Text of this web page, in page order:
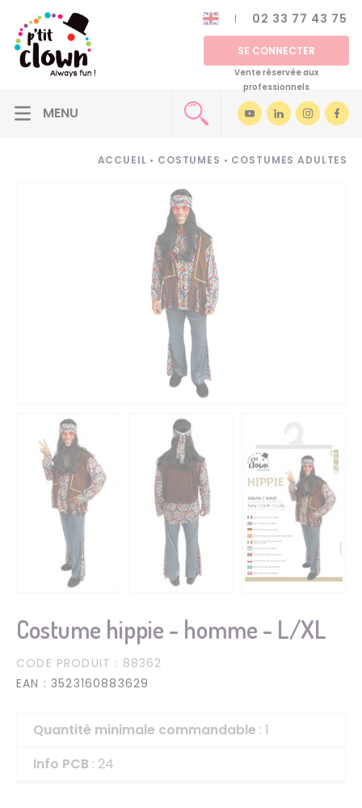
02 33 77 43 75
SE CONNECTER
Vente réservée aux
professionnels
ACCUEIL • COSTUMES • COSTUMES ADULTES
Costume hippie - homme - L/XL
CODE PRODUIT : 88362
EAN : 3523160883629
Quantité minimale commandable : 1
Info PCB : 24